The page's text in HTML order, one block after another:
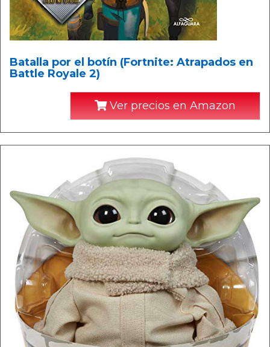
Batalla por el botín (Fortnite: Atrapados en
Battle Royale 2)
Ver precios en Amazon